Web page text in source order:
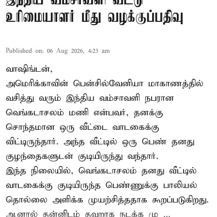
உரிமையாளர் மீது வழக்குப்பதிவு
Published on: 06 Aug 2026, 4:23 am
வாஷிங்டன்,
அமெரிக்காவின் பென்சில்வேனியா மாகாணத்தில்
வசித்து வரும் இந்திய வம்சாவளி நபரான
வெங்கடாசலம் மணி என்பவர், தனக்கு
சொந்தமான ஒரு வீட்டை வாடகைக்கு
விட்டிருந்தார். அந்த வீட்டில் ஒரு பெண் தனது
குழந்தைகளுடன் குடியிருந்து வந்தார்.
இந்த நிலையில், வெங்கடாசலம் தனது வீட்டில்
வாடகைக்கு குடியிருந்த பெண்ணுக்கு பாலியல்
தொல்லை அளிக்க முயற்சித்ததாக கூறப்படுகிறது.
ஆனால் தன்னிடம் தவறாக நடக்க மு ...